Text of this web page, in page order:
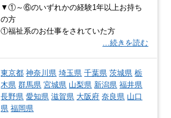
▼①～⑥のいずれかの経験1年以上お持ち
の方
①福祉系のお仕事をされていた方
…続きを読む
東京都 神奈川県 埼玉県 千葉県 茨城県 栃
木県 群馬県 宮城県 山梨県 新潟県 福井県
長野県 愛知県 滋賀県 大阪府 奈良県 山口
県 福岡県